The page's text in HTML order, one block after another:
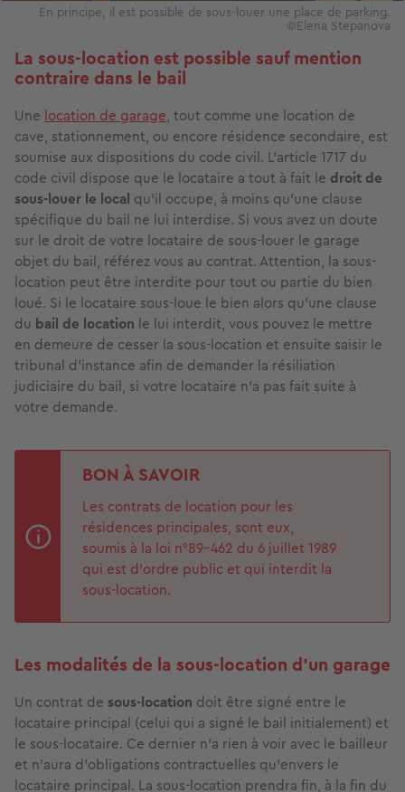
En principe, il est possible de sous-louer une place de parking.
©Elena Stepanova
La sous-location est possible sauf mention
contraire dans le bail
Une location de garage, tout comme une location de
cave, stationnement, ou encore résidence secondaire, est
soumise aux dispositions du code civil. L’article 1717 du
code civil dispose que le locataire a tout à fait le droit de
sous-louer le local qu’il occupe, à moins qu’une clause
spécifique du bail ne lui interdise. Si vous avez un doute
sur le droit de votre locataire de sous-louer le garage
objet du bail, référez vous au contrat. Attention, la sous-
location peut être interdite pour tout ou partie du bien
loué. Si le locataire sous-loue le bien alors qu’une clause
du bail de location le lui interdit, vous pouvez le mettre
en demeure de cesser la sous-location et ensuite saisir le
tribunal d’instance afin de demander la résiliation
judiciaire du bail, si votre locataire n’a pas fait suite à
votre demande.
BON À SAVOIR
Les contrats de location pour les
résidences principales, sont eux,
soumis à la loi n°89-462 du 6 juillet 1989
qui est d’ordre public et qui interdit la
sous-location.
Les modalités de la sous-location d'un garage
Un contrat de sous-location doit être signé entre le
locataire principal (celui qui a signé le bail initialement) et
le sous-locataire. Ce dernier n’a rien à voir avec le bailleur
et n’aura d’obligations contractuelles qu’envers le
locataire principal. La sous-location prendra fin, à la fin du